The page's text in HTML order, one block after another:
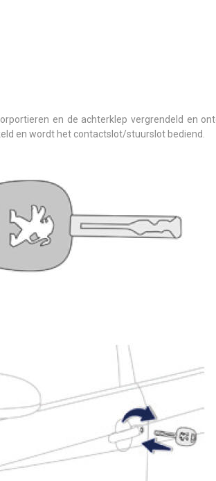
en de achterklep vergrendeld en
en wordt het contactslot/stuurslot bediend.